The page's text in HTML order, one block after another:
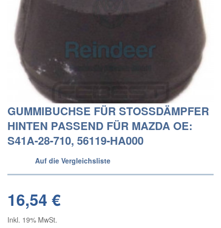
GUMMIBUCHSE FÜR STOSSDÄMPFER
HINTEN PASSEND FÜR MAZDA OE:
S41A-28-710, 56119-HA000
Auf die Vergleichsliste
16,54 €
Inkl. 19% MwSt.